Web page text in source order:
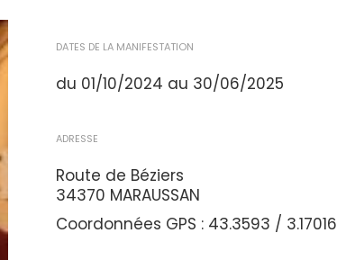
DATES DE LA MANIFESTATION
du 01/10/2024 au 30/06/2025
ADRESSE
Route de Béziers
34370 MARAUSSAN
Coordonnées GPS : 43.3593 / 3.17016